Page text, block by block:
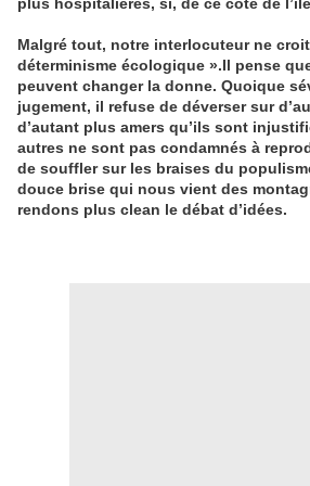
Malgré tout, notre interlocuteur ne
déterminisme écologique ».Il pense
peuvent changer la donne. Quoique
jugement, il refuse de déverser sur
d’autant plus amers qu’ils sont
autres ne sont pas condamnés à
de souffler sur les braises du
douce brise qui nous vient des
rendons plus clean le débat d’idées.